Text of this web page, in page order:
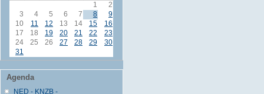
1
2
3
4 5 6 7 8
9
10
11 12 13 14 15
16
17
18 19 20 21 22
23
24
25 26 27 28 29
30
31
Agenda
NED - KNZB -